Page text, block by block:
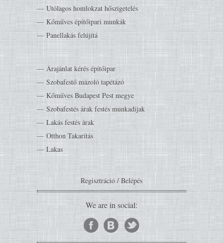
Utólagos homlokzat hőszigetelés
Kőműves építőipari munkák
Panellakás felújítá
Árajánlat kérés építőipar
Szobafestő mázoló tapétázó
Kőműves Budapest Pest megye
Szobafestés árak festés munkadíjak
Lakás festés árak
Otthon Takarítás
Lakas
Regisztráció / Belépés
We are in social: